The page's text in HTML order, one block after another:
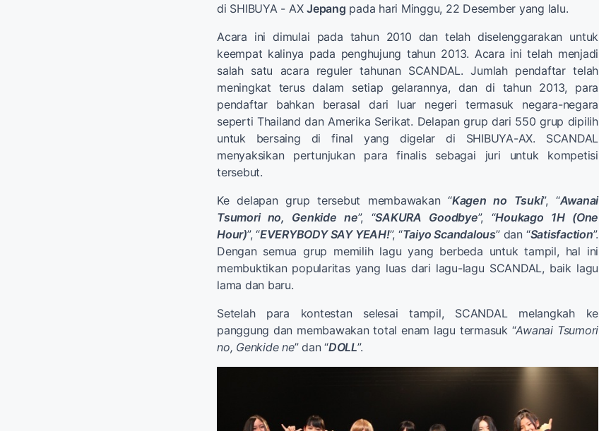
di SHIBUYA - AX Jepang pada hari Minggu, 22 Desember yang lalu.
Acara ini dimulai pada tahun 2010 dan telah diselenggarakan untuk
keempat kalinya pada penghujung tahun 2013. Acara ini telah menjadi
salah satu acara reguler tahunan SCANDAL. Jumlah pendaftar telah
meningkat terus dalam setiap gelarannya, dan di tahun 2013, para
pendaftar bahkan berasal dari luar negeri termasuk negara-negara
seperti Thailand dan Amerika Serikat. Delapan grup dari 550 grup dipilih
untuk bersaing di final yang digelar di SHIBUYA-AX. SCANDAL
menyaksikan pertunjukan para finalis sebagai juri untuk kompetisi
tersebut.
Ke delapan grup tersebut membawakan “Kagen no Tsuki”, “Awanai
Tsumori no, Genkide ne”, “SAKURA Goodbye”, “Houkago 1H (One
Hour)”, “EVERYBODY SAY YEAH!”, “Taiyo Scandalous” dan “Satisfaction”.
Dengan semua grup memilih lagu yang berbeda untuk tampil, hal ini
membuktikan popularitas yang luas dari lagu-lagu SCANDAL, baik lagu
lama dan baru.
Setelah para kontestan selesai tampil, SCANDAL melangkah ke
panggung dan membawakan total enam lagu termasuk “Awanai Tsumori
no, Genkide ne” dan “DOLL”.